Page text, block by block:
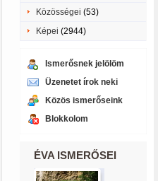
Közösségei (53)
Képei (2944)
Ismerősnek jelölöm
Üzenetet írok neki
Közös ismerőseink
Blokkolom
ÉVA ISMERŐSEI